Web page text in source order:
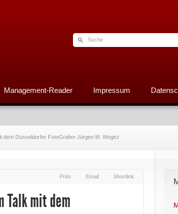
Management-Reader Impressum
dem Düsseldorfer FotoGrafen Jürgen M. Wogirz
Print Email Shortlink
Talk mit dem